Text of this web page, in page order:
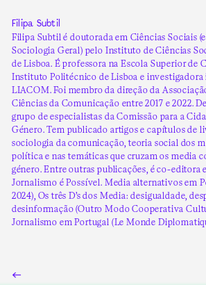
Filipa Subtil
Filipa Subtil é doutorada em Ciências Sociais
Sociologia Geral) pelo Instituto de Ciências
de Lisboa. É professora na Escola Superior de
Instituto Politécnico de Lisboa e investigadora
LIACOM. Foi membro da direção da
Ciências da Comunicação entre 2017 e 2022.
grupo de especialistas da Comissão para a
Género. Tem publicado artigos e capítulos de
sociologia da comunicação, teoria social dos
política e nas temáticas que cruzam os media
género. Entre outras publicações, é co-editora
Jornalismo é Possível. Media alternativos em
2024), Os três D’s dos Media: desigualdade,
desinformação (Outro Modo Cooperativa
Jornalismo em Portugal (Le Monde
←